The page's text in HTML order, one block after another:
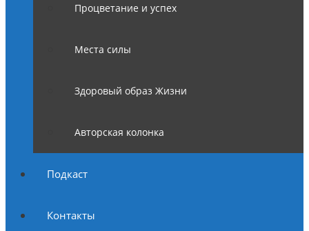
Процветание и успех
Места силы
Здоровый образ Жизни
Авторская колонка
Подкаст
Контакты